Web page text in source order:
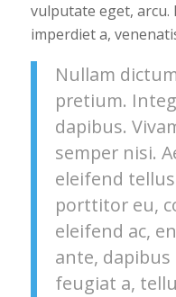
vulputate eget,
imperdiet a,
Nullam
pretium.
dapibus.
semper nisi.
eleifend
porttitor eu,
eleifend ac,
ante,
feugiat a,